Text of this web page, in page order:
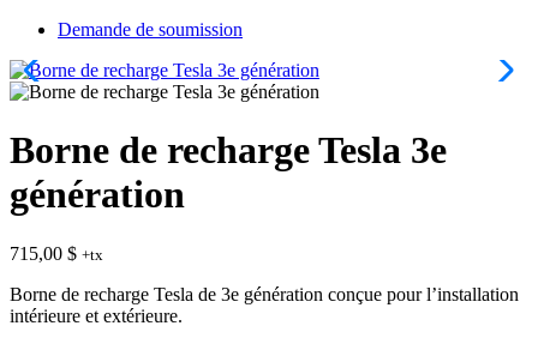
Demande de soumission
Borne de recharge Tesla 3e
génération
715,00 $ +tx
Borne de recharge Tesla de 3e génération conçue pour l’installation
intérieure et extérieure.